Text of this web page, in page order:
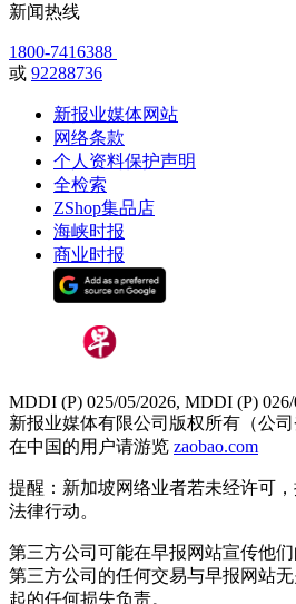
新闻热线
1800-7416388
或 92288736
新报业媒体网站
网络条款
个人资料保护声明
全检索
ZShop集品店
海峡时报
商业时报
MDDI (P) 025/05/2026, MDDI (P) 026/
新报业媒体有限公司版权所有（公司
在中国的用户请游览 zaobao.com
提醒：新加坡网络业者若未经许可
法律行动。
第三方公司可能在早报网站宣传他
第三方公司的任何交易与早报网站无
起的任何损失负责。